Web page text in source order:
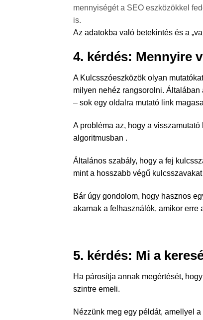
mennyiségét a SEO eszközökkel
is.
Az adatokba való betekintés és a
4. kérdés: Mennyire
A Kulcsszóeszközök olyan
milyen nehéz rangsorolni.
– sok egy oldalra mutató link
A probléma az, hogy a
algoritmusban .
Általános szabály, hogy a fej
mint a hosszabb végű kulcsszavakat
Bár úgy gondolom, hogy hasznos
akarnak a felhasználók, amikor erre
5. kérdés: Mi a
Ha párosítja annak megértését,
szintre emeli.
Nézzünk meg egy példát, amellyel